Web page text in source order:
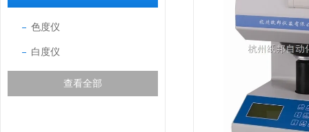
色度仪
白度仪
查看全部